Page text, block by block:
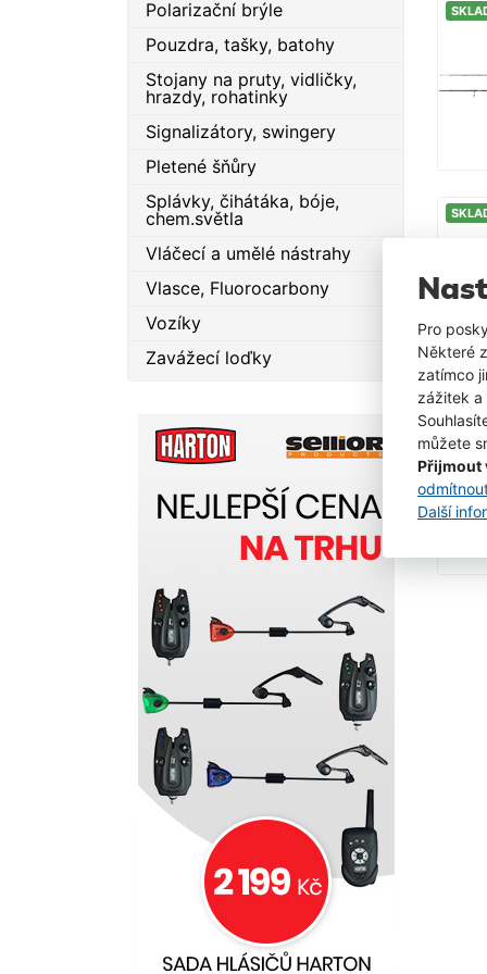
Pro
Některé
zatímco
zážitek a
můžete
Přijmout
Další
Polarizační brýle
Pouzdra, tašky, batohy
Stojany na pruty, vidličky,
hrazdy, rohatinky
Signalizátory, swingery
Pletené šňůry
Splávky, čihátáka, bóje,
chem.světla
Vláčecí a umělé nástrahy
Vlasce, Fluorocarbony
Vozíky
Zavážecí loďky